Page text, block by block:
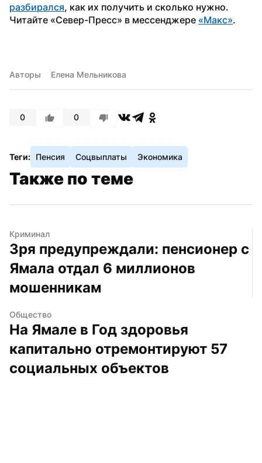
разбирался, как их получить и сколько нужно.
Читайте «Север-Пресс» в мессенджере «Макс».
Авторы Елена Мельникова
0 0
Теги: Пенсия Соцвыплаты Экономика
Также по теме
Криминал
Зря предупреждали: пенсионер с
Ямала отдал 6 миллионов
мошенникам
Общество
На Ямале в Год здоровья
капитально отремонтируют 57
социальных объектов